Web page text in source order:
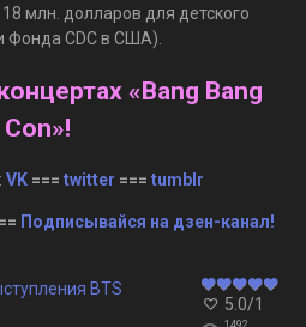
млн. долларов для детского
Фонда CDC в США).
«Bang Bang
Con»!
: VK=== twitter === tumblr
Подписывайся на дзен-канал!
5.0/1
BTS